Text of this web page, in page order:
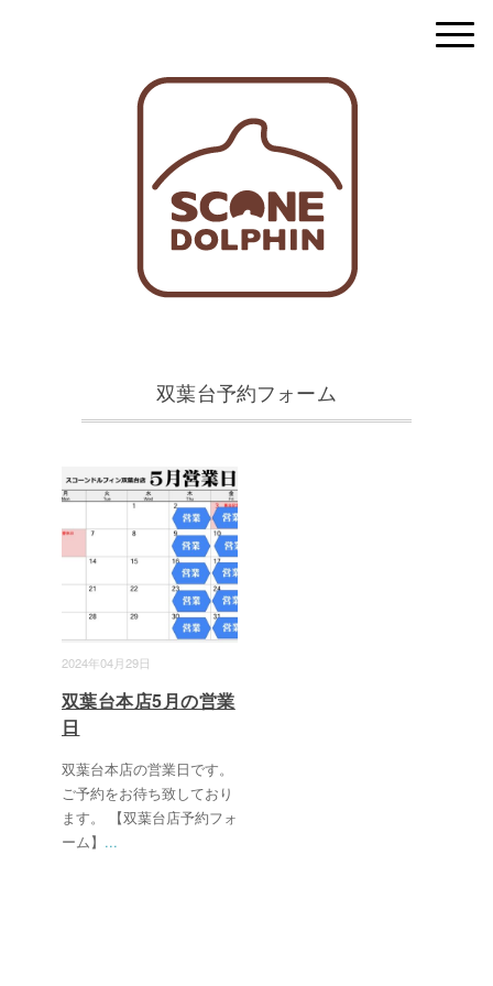
双葉台予約フォーム
2024年04月29日
双葉台本店5月の営業
日
双葉台本店の営業日です。
ご予約をお待ち致しており
ます。 【双葉台店予約フォ
ーム】 ...